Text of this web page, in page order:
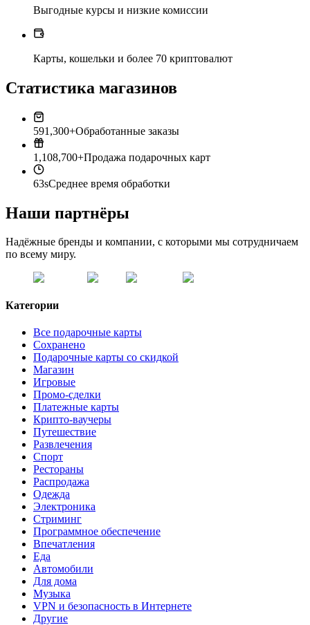
Выгодные курсы и низкие комиссии
Карты, кошельки и более 70 криптовалют
Статистика магазинов
591,300+Обработанные заказы
1,108,700+Продажа подарочных карт
63sСреднее время обработки
Наши партнёры
Надёжные бренды и компании, с которыми мы сотрудничаем
по всему миру.
Категории
Все подарочные карты
Сохранено
Подарочные карты со скидкой
Магазин
Игровые
Промо-сделки
Платежные карты
Крипто-ваучеры
Путешествие
Развлечения
Спорт
Рестораны
Распродажа
Одежда
Электроника
Стриминг
Программное обеспечение
Впечатления
Еда
Автомобили
Для дома
Музыка
VPN и безопасность в Интернете
Другие